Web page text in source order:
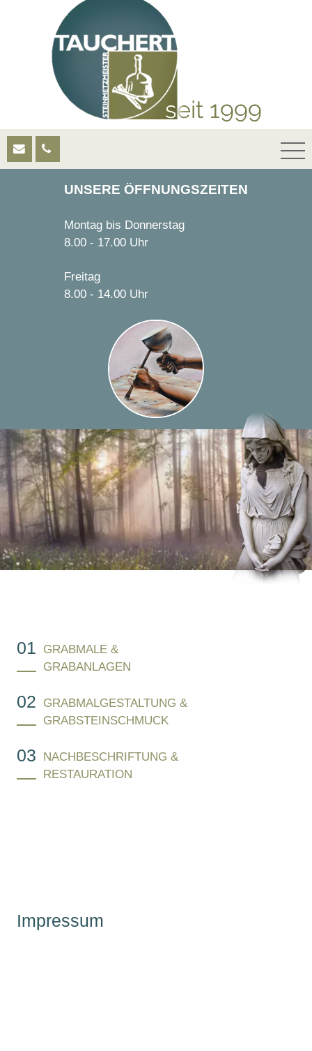
UNSERE ÖFFNUNGSZEITEN
Montag bis Donnerstag
8.00 - 17.00 Uhr
Freitag
8.00 - 14.00 Uhr
GRABMALE &
GRABANLAGEN
GRABMALGESTALTUNG &
GRABSTEINSCHMUCK
NACHBESCHRIFTUNG &
RESTAURATION
Impressum